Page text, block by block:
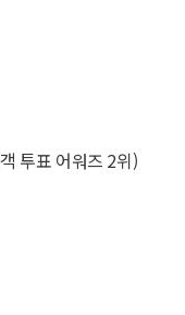
투표 어워즈 2위)